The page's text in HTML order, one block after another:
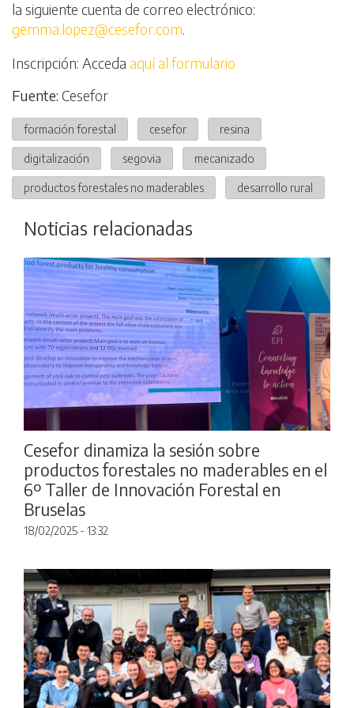
la siguiente cuenta de correo electrónico:
gemma.lopez@cesefor.com.
Inscripción: Acceda aquí al formulario
Fuente: Cesefor
formación forestal cesefor resina
digitalización segovia mecanizado
productos forestales no maderables desarrollo rural
Noticias relacionadas
Cesefor dinamiza la sesión sobre
productos forestales no maderables en el
6º Taller de Innovación Forestal en
Bruselas
18/02/2025 - 13:32